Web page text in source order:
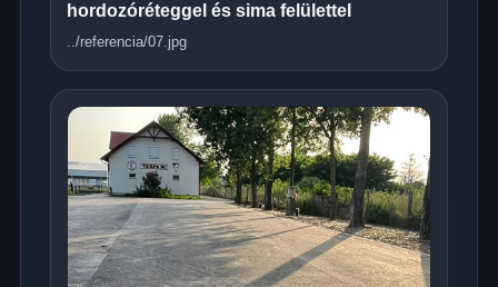
hordozóréteggel és sima felülettel
../referencia/07.jpg